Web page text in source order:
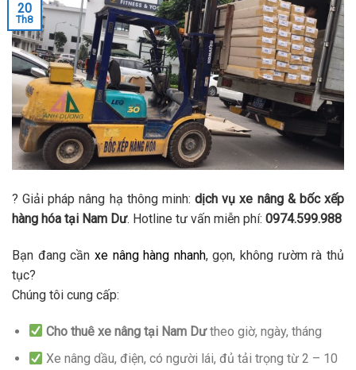
20
Th8
? Giải pháp nâng hạ thông minh:dịch vụ xe nâng & bốc xếp
hàng hóa tại Nam Dư. Hotline tư vấn miễn phí: 0974.599.988
Bạn đang cần xe nâng hàng nhanh, gọn, không rườm rà thủ
tục?
Chúng tôi cung cấp:
Cho thuê xe nâng tại Nam Dưtheo giờ, ngày, tháng
Xe nâng dầu, điện, có người lái, đủ tải trọng từ 2 – 10